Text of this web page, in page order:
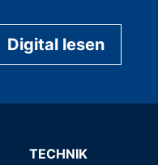
Digital lesen
TECHNIK